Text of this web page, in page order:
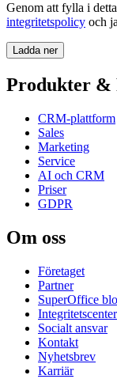
Genom att fylla i
integritetspolicy och
Produkter &
CRM-plattform
Sales
Marketing
Service
AI och CRM
Priser
GDPR
Om oss
Företaget
Partner
SuperOffice
Integritetscenter
Socialt ansvar
Kontakt
Nyhetsbrev
Karriär